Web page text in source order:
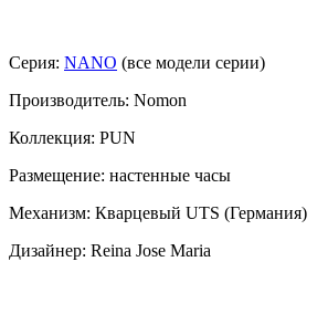
Серия: NANO (все модели серии)
Производитель: Nomon
Коллекция: PUN
Размещение: настенные часы
Механизм: Кварцевый UTS (Германия)
Дизайнер: Reina Jose Maria